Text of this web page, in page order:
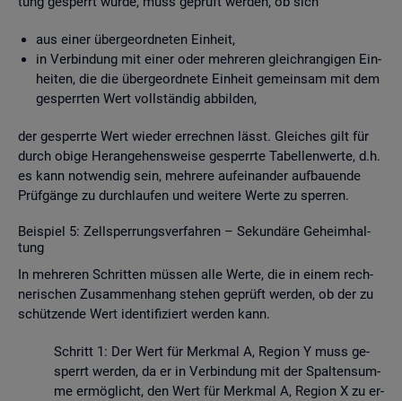
aus einer über­ge­ord­ne­ten Ein­heit,
in Ver­bin­dung mit einer oder meh­re­ren gleich­ran­gi­gen Ein­
hei­ten, die die über­ge­ord­ne­te Ein­heit ge­mein­sam mit dem
ge­sperr­ten Wert voll­stän­dig ab­bil­den,
der ge­sperr­te Wert wie­der er­rech­nen lässt. Glei­ches gilt für
durch obige Her­an­ge­hens­wei­se ge­sperr­te Ta­bel­len­wer­te, d.h.
es kann not­wen­dig sein, meh­re­re auf­ein­an­der auf­bau­en­de
Prüf­gän­ge zu durch­lau­fen und wei­te­re Werte zu sper­ren.
Bei­spiel 5: Zell­sper­rungs­ver­fah­ren – Se­kun­dä­re Ge­heim­hal­
tung
In meh­re­ren Schrit­ten müs­sen alle Werte, die in einem rech­
ne­ri­schen Zu­sam­men­hang ste­hen ge­prüft wer­den, ob der zu
schüt­zen­de Wert iden­ti­fi­ziert wer­den kann.
Schritt 1: Der Wert für Merk­mal A, Re­gi­on Y muss ge­
sperrt wer­den, da er in Ver­bin­dung mit der Spal­ten­sum­
me er­mög­licht, den Wert für Merk­mal A, Re­gi­on X zu er­